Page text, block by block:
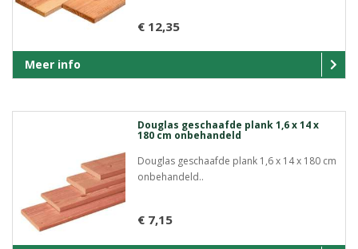
€ 12,35
Meer info
Douglas geschaafde plank 1,6 x 14 x
180 cm onbehandeld
Douglas geschaafde plank 1,6 x 14 x 180 cm
onbehandeld..
€ 7,15